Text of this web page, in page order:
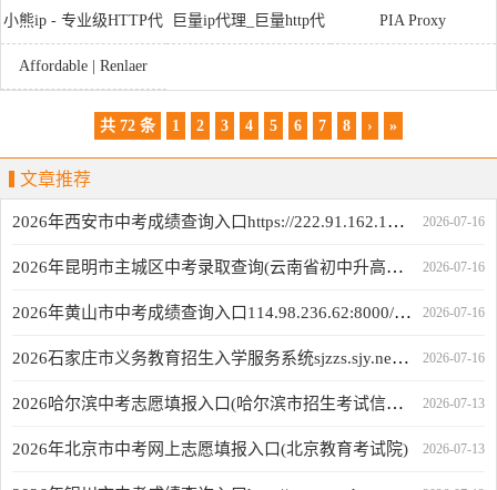
Proxy Provider HTTP代理
小熊ip - 专业级HTTP代
理服务提供商
巨量ip代理_巨量http代 PIA Proxy
Affordable | Renlaer
共 72 条 1 2 3 4 5 6 7 8 › »
文章推荐
2026-07-16
2026年西安市中考成绩查询入口https://222.91.162.190:7172
2026-07-16
2026年昆明市主城区中考录取查询(云南省初中升高中招生管理系统)
2026-07-16
2026年黄山市中考成绩查询入口114.98.236.62:8000/hszy/stucjcxLogin.html
2026-07-16
2026石家庄市义务教育招生入学服务系统sjzzs.sjy.net.cn
2026-07-13
2026哈尔滨中考志愿填报入口(哈尔滨市招生考试信息化管理平台)
2026-07-13
2026年北京市中考网上志愿填报入口(北京教育考试院)